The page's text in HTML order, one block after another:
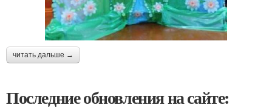
читать дальше →
Последние обновления на сайте: